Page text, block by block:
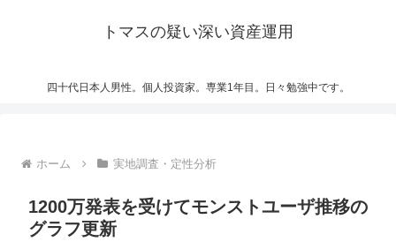
トマスの疑い深い資産運用
四十代日本人男性。個人投資家。専業1年目。日々勉強中です。
ホーム 実地調査・定性分析
1200万発表を受けてモンストユーザ推移の
グラフ更新